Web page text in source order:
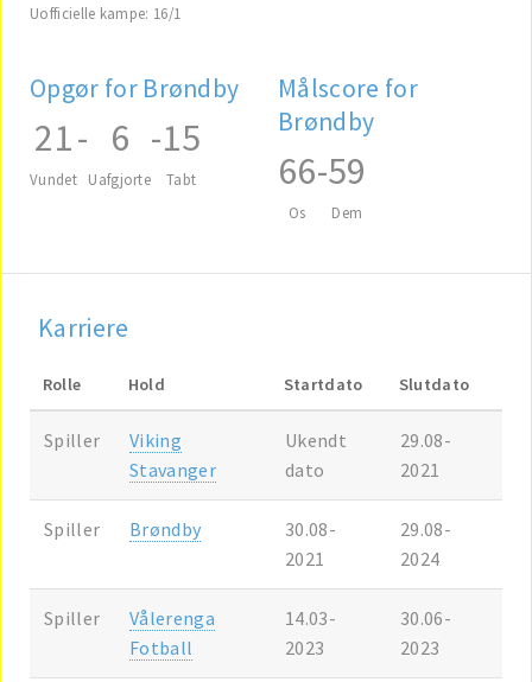
Uofficielle kampe: 16/1
Opgør for Brøndby
21
Vundet
- 6
Uafgjorte
-15
Tabt
Målscore for
Brøndby
66
Os
-59
Dem
Karriere
Rolle Hold Startdato Slutdato
Spiller
Viking
Stavanger
Ukendt
dato
29.08-
2021
Spiller Brøndby
30.08-
2021
29.08-
2024
Spiller
Vålerenga
Fotball
14.03-
2023
30.06-
2023